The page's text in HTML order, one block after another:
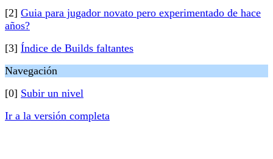
[2] Guia para jugador novato pero experimentado de hace
años?
[3] Índice de Builds faltantes
Navegación
[0] Subir un nivel
Ir a la versión completa